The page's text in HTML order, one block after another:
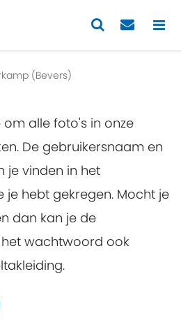
(Bevers)
alle foto's in onze
De gebruikersnaam en
je vinden in het
hebt gekregen. Mocht je
dan kan je de
wachtwoord ook